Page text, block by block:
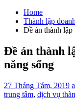
Home
Thành lập
Đề án thành lập
Đề án thành
năng sống
27 Tháng Tám, 2019
trung tâm, dịch vụ